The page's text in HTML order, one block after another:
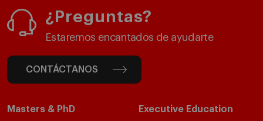
¿Preguntas?
Estaremos encantados de ayudarte
CONTÁCTANOS
Masters & PhD Executive Education